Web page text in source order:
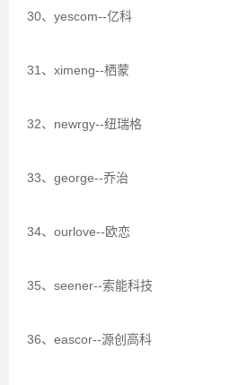
30、yescom--亿科
31、ximeng--栖蒙
32、newrgy--纽瑞格
33、george--乔治
34、ourlove--欧恋
35、seener--索能科技
36、eascor--源创高科